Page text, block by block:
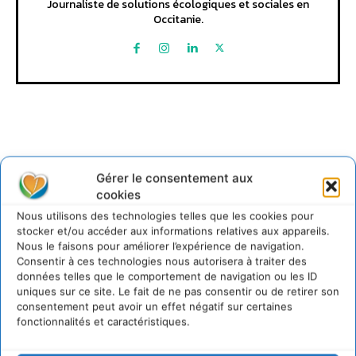
Gérer le consentement aux
cookies
Nous utilisons des technologies telles que les cookies pour
stocker et/ou accéder aux informations relatives aux appareils.
Nous le faisons pour améliorer l’expérience de navigation.
Consentir à ces technologies nous autorisera à traiter des
données telles que le comportement de navigation ou les ID
uniques sur ce site. Le fait de ne pas consentir ou de retirer son
consentement peut avoir un effet négatif sur certaines
fonctionnalités et caractéristiques.
Journaliste de solutions écologiques et sociales en
Occitanie.
Lire aussi
Transformer les territoires par le dialogue et la
coopération avec un Commun
d’Accompagnement des Transitions
7 août 2026
Soutenir un pastoralisme durable en faveur de
socio-écosystèmes résilients